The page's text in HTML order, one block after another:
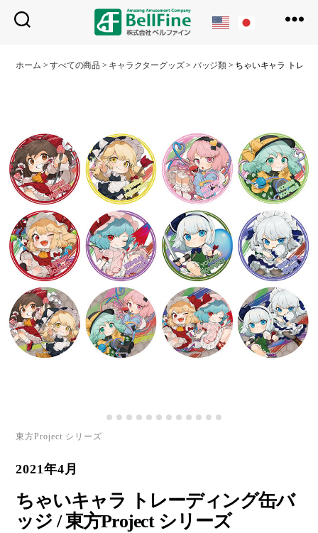
フ
ホーム >すべての商品 > キャラクターグッズ> バッジ類> ちゃいキャラ トレー
東方Project シリーズ
2021年4月
ちゃいキャラ トレーディング缶バ
ッジ / 東方Project シリーズ